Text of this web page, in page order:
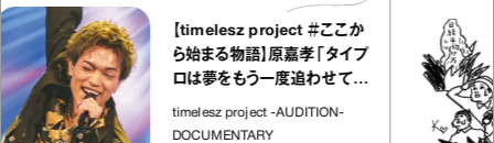
【timelesz project ＃ここか
ら始まる物語】原嘉孝「タイプ
ロは夢をもう一度追わせてく
れた場所」
timelesz project -AUDITION-
DOCUMENTARY